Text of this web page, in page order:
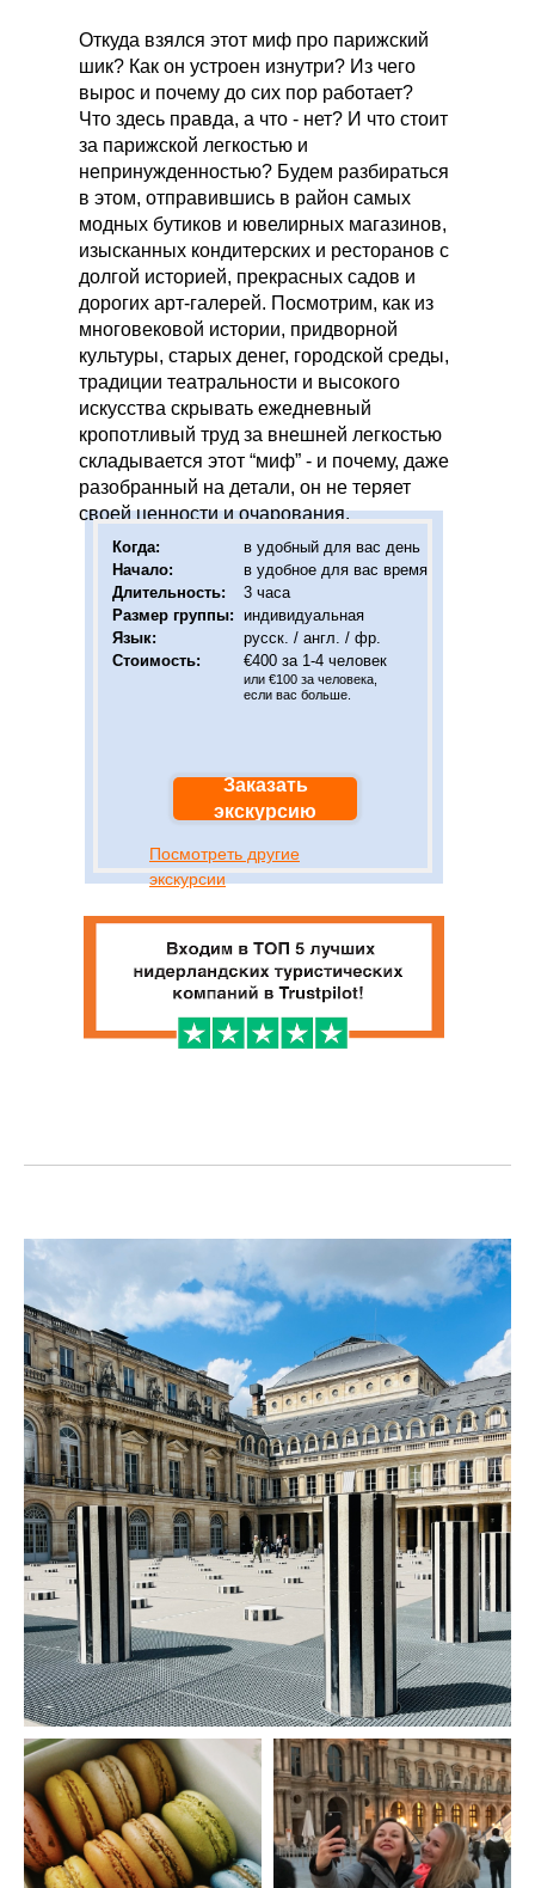
Когда:
Начало:
Длительность:
Размер группы:
Язык:
Стоимость:
Откуда взялся этот миф про парижский
шик? Как он устроен изнутри? Из чего
вырос и почему до сих пор работает?
Что здесь правда, а что - нет? И что стоит
за парижской легкостью и
непринужденностью? Будем разбираться
в этом, отправившись в район самых
модных бутиков и ювелирных магазинов,
изысканных кондитерских и ресторанов с
долгой историей, прекрасных садов и
дорогих арт-галерей. Посмотрим, как из
многовековой истории, придворной
культуры, старых денег, городской среды,
традиции театральности и высокого
искусства скрывать ежедневный
кропотливый труд за внешней легкостью
складывается этот “миф” - и почему, даже
разобранный на детали, он не теряет
своей ценности и очарования.
в удобный для вас день
в удобное для вас время
3 часа
индивидуальная
русск. / англ. / фр.
€400 за 1-4 человек
Посмотреть другие
экскурсии
или €100 за человека,
если вас больше.
Заказать
экскурсию